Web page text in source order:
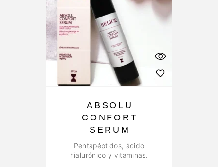
ABSOLU
CONFORT
SERUM
Pentapéptidos, ácido
hialurónico y vitaminas.